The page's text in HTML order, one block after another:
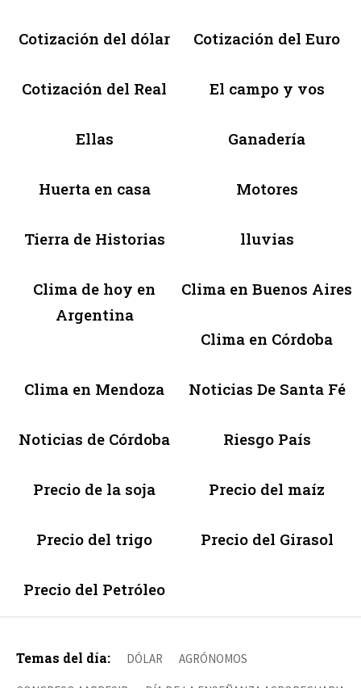
Cotización del dólar Cotización del Euro
Cotización del Real El campo y vos
Ellas Ganadería
Huerta en casa Motores
Tierra de Historias lluvias
Clima de hoy en
Argentina
Clima en Buenos Aires
Clima en Córdoba
Clima en Mendoza Noticias De Santa Fé
Noticias de Córdoba Riesgo País
Precio de la soja Precio del maíz
Precio del trigo Precio del Girasol
Precio del Petróleo
Temas del día: DÓLAR AGRÓNOMOS